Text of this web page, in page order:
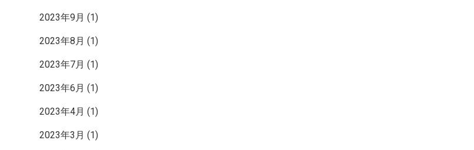
2023年9月 (1)
2023年8月 (1)
2023年7月 (1)
2023年6月 (1)
2023年4月 (1)
2023年3月 (1)